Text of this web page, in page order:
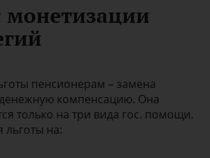
монетизации
пенсионерам – замена
компенсацию. Она
только на три вида гос. помощи.
льготы на: